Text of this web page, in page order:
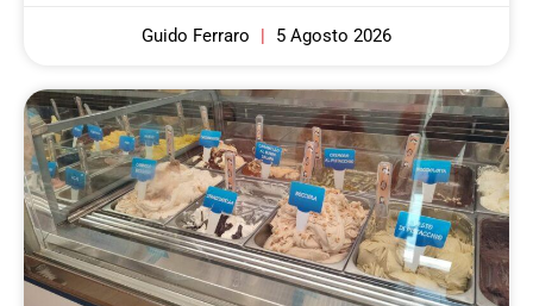
Guido Ferraro 5 Agosto 2026